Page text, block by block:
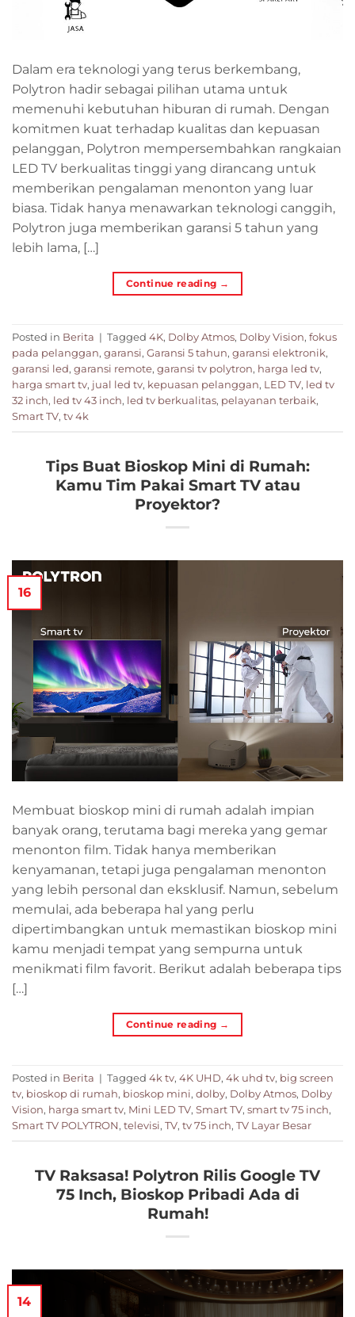
Dalam era teknologi yang terus berkembang,
Polytron hadir sebagai pilihan utama untuk
memenuhi kebutuhan hiburan di rumah. Dengan
komitmen kuat terhadap kualitas dan kepuasan
pelanggan, Polytron mempersembahkan rangkaian
LED TV berkualitas tinggi yang dirancang untuk
memberikan pengalaman menonton yang luar
biasa. Tidak hanya menawarkan teknologi canggih,
Polytron juga memberikan garansi 5 tahun yang
lebih lama, […]
Continue reading →
Posted in Berita | Tagged 4K, Dolby Atmos, Dolby Vision, fokus
pada pelanggan, garansi, Garansi 5 tahun, garansi elektronik,
garansi led, garansi remote, garansi tv polytron, harga led tv,
harga smart tv, jual led tv, kepuasan pelanggan, LED TV, led tv
32 inch, led tv 43 inch, led tv berkualitas, pelayanan terbaik,
Smart TV, tv 4k
Tips Buat Bioskop Mini di Rumah:
Kamu Tim Pakai Smart TV atau
Proyektor?
16
Membuat bioskop mini di rumah adalah impian
banyak orang, terutama bagi mereka yang gemar
menonton film. Tidak hanya memberikan
kenyamanan, tetapi juga pengalaman menonton
yang lebih personal dan eksklusif. Namun, sebelum
memulai, ada beberapa hal yang perlu
dipertimbangkan untuk memastikan bioskop mini
kamu menjadi tempat yang sempurna untuk
menikmati film favorit. Berikut adalah beberapa tips
[…]
Continue reading →
Posted in Berita | Tagged 4k tv, 4K UHD, 4k uhd tv, big screen
tv, bioskop di rumah, bioskop mini, dolby, Dolby Atmos, Dolby
Vision, harga smart tv, Mini LED TV, Smart TV, smart tv 75 inch,
Smart TV POLYTRON , televisi, TV, tv 75 inch, TV Layar Besar
TV Raksasa! Polytron Rilis Google TV
75 Inch, Bioskop Pribadi Ada di
Rumah!
14